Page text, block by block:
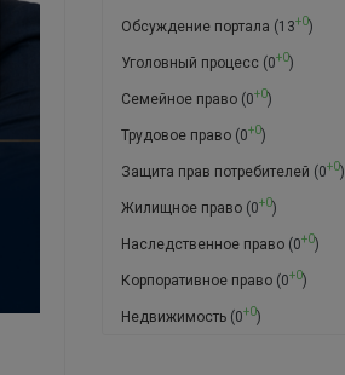
Обсуждение портала (13+0)
Уголовный процесс (0+0)
Семейное право(0+0)
Трудовое право(0+0)
Защита прав потребителей (0+0)
Жилищное право(0+0)
Наследственное право(0+0)
Корпоративное право(0+0)
Недвижимость(0+0)